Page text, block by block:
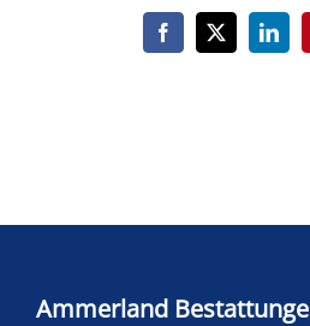
Facebook
X
Ammerland